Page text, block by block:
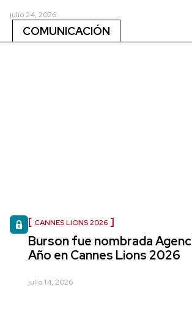
julio 24, 2026
COMUNICACIÓN
CANNES LIONS 2026
Burson fue nombrada
Año en Cannes Lions 2026
julio 14, 2026